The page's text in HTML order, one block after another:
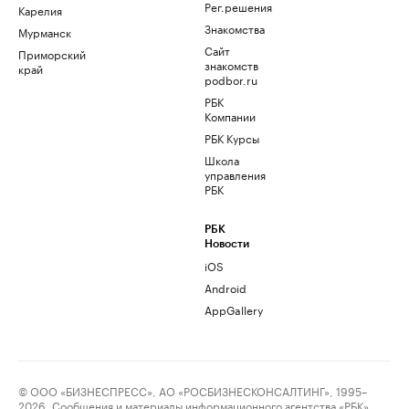
Карелия
Мурманск
Приморский
край
Рег.решения
Знакомства
Сайт
знакомств
podbor.ru
РБК
Компании
РБК Курсы
Школа
управления
РБК
РБК
Новости
iOS
Android
AppGallery
© ООО «БИЗНЕСПРЕСС», АО «РОСБИЗНЕСКОНСАЛТИНГ», 1995–
2026. Сообщения и материалы информационного агентства «РБК»